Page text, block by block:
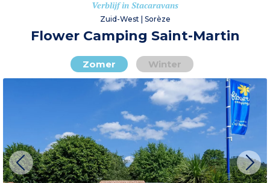
Verblijf in Stacaravans
Zuid-West | Sorèze
Flower Camping Saint-Martin
Zomer Winter